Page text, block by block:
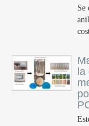
Se